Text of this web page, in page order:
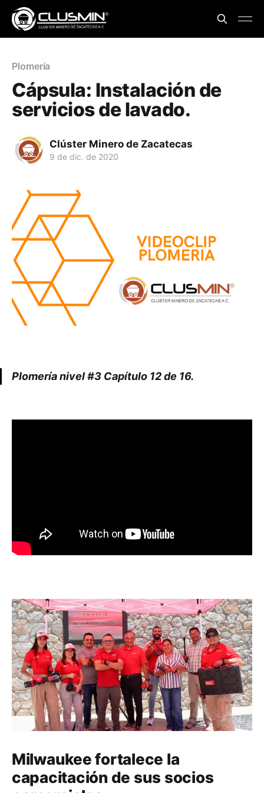
Plomería
Cápsula: Instalación de
servicios de lavado.
Clúster Minero de Zacatecas
9 de dic. de 2020
Plomería nivel #3 Capítulo 12 de 16.
Milwaukee fortalece la
capacitación de sus socios